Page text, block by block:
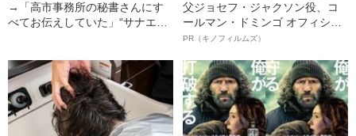
→「高市事務所の秘書さんにす
べてお伝えしていた」“サナエト
は違うと…」
父ジョセフ・ジャクソン役、コ
ールマン・ドミンゴ オフィシャ
ルインタビュー“観客を魅了した
語る”《日本興収70億円突破》
PR（キノフィルムズ）